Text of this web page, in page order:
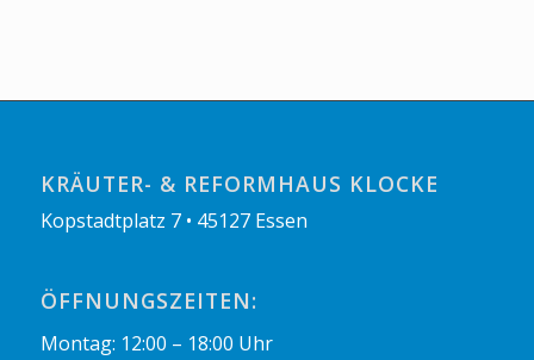
KRÄUTER- & REFORMHAUS KLOCKE
Kopstadtplatz 7 • 45127 Essen
ÖFFNUNGSZEITEN:
Montag: 12:00 – 18:00 Uhr